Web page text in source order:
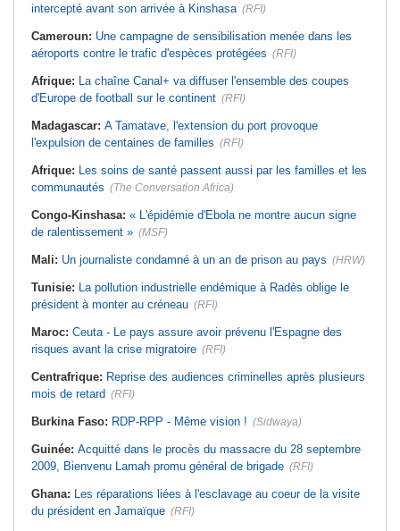
intercepté avant son arrivée à Kinshasa (RFI)
Cameroun: Une campagne de sensibilisation menée dans les
aéroports contre le trafic d'espèces protégées (RFI)
Afrique: La chaîne Canal+ va diffuser l'ensemble des coupes
d'Europe de football sur le continent (RFI)
Madagascar: A Tamatave, l'extension du port provoque
l'expulsion de centaines de familles (RFI)
Afrique: Les soins de santé passent aussi par les familles et les
communautés (The Conversation Africa)
Congo-Kinshasa: « L'épidémie d'Ebola ne montre aucun signe
de ralentissement » (MSF)
Mali: Un journaliste condamné à un an de prison au pays (HRW)
Tunisie: La pollution industrielle endémique à Radès oblige le
président à monter au créneau (RFI)
Maroc: Ceuta - Le pays assure avoir prévenu l'Espagne des
risques avant la crise migratoire (RFI)
Centrafrique: Reprise des audiences criminelles après plusieurs
mois de retard (RFI)
Burkina Faso: RDP-RPP - Même vision ! (Sidwaya)
Guinée: Acquitté dans le procès du massacre du 28 septembre
2009, Bienvenu Lamah promu général de brigade (RFI)
Ghana: Les réparations liées à l'esclavage au coeur de la visite
du président en Jamaïque (RFI)